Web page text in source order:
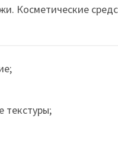
Косметические
текстуры;